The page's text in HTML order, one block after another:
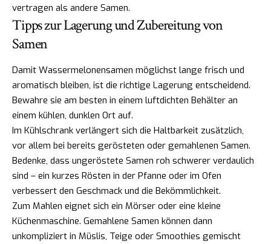
vertragen als andere Samen.
Tipps zur Lagerung und Zubereitung von
Samen
Damit Wassermelonensamen möglichst lange frisch und
aromatisch bleiben, ist die richtige Lagerung entscheidend.
Bewahre sie am besten in einem luftdichten Behälter an
einem kühlen, dunklen Ort auf.
Im Kühlschrank verlängert sich die Haltbarkeit zusätzlich,
vor allem bei bereits gerösteten oder gemahlenen Samen.
Bedenke, dass ungeröstete Samen roh schwerer verdaulich
sind – ein kurzes Rösten in der Pfanne oder im Ofen
verbessert den Geschmack und die Bekömmlichkeit.
Zum Mahlen eignet sich ein Mörser oder eine kleine
Küchenmaschine. Gemahlene Samen können dann
unkompliziert in Müslis, Teige oder Smoothies gemischt